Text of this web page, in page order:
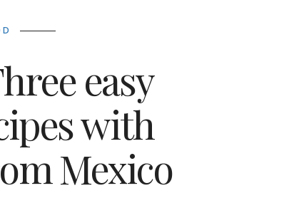
easy
with
Mexico